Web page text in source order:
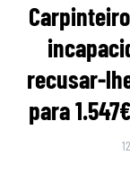
recusar-
para